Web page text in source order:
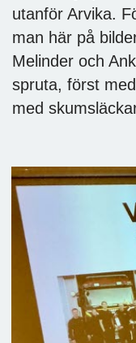
utanför Arvika.
man här på
Melinder och
spruta, först
med